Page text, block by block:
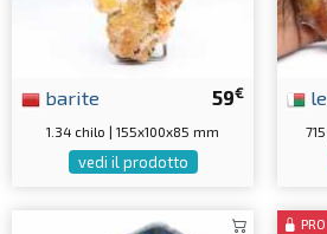
59€
barite
1.34 chilo | 155x100x85 mm
vedi il prodotto
PRO